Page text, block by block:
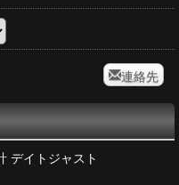
連絡先
デイトジャスト